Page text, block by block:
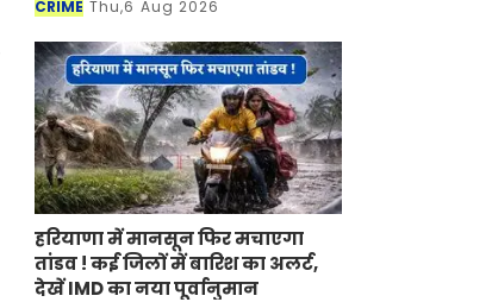
CRIME Thu,6 Aug 2026
हरियाणा में मानसून फिर मचाएगा
तांडव ! कई जिलों में बारिश का अलर्ट,
देखें IMD का नया पूर्वानुमान